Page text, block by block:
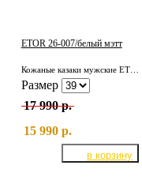
ETOR 26-007/белый мэтт
Кожаные казаки мужские ETOR 26-007/белый мэтт
Размер
17 990 р.
15 990 р.